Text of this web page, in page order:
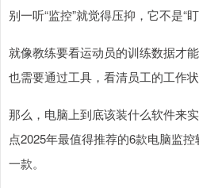
别一听“监控”就觉得压抑，它不是“盯
就像教练要看运动员的训练数据才
也需要通过工具，看清员工的工作状
那么，电脑上到底该装什么软件来
点2025年最值得推荐的6款电脑监
一款。